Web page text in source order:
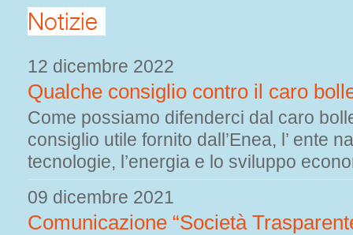
Notizie
12 dicembre 2022
Qualche consiglio contro il caro
Come possiamo difenderci dal caro
consiglio utile fornito dall’Enea, l’ ente
tecnologie, l’energia e lo sviluppo
09 dicembre 2021
Comunicazione “Società